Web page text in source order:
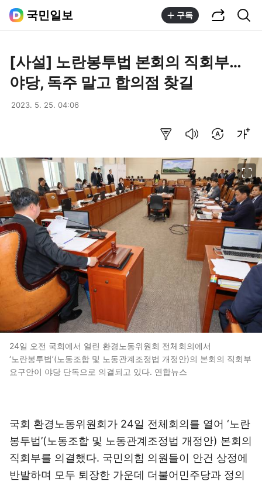
국민일보 구독
[사설] 노란봉투법 본회의 직회부…
야당, 독주 말고 합의점 찾길
2023. 5. 25. 04:06
24일 오전 국회에서 열린 환경노동위원회 전체회의에서
‘노란봉투법’(노동조합 및 노동관계조정법 개정안)의 본회의 직회부
요구안이 야당 단독으로 의결되고 있다. 연합뉴스
국회 환경노동위원회가 24일 전체회의를 열어 ‘노란
봉투법’(노동조합 및 노동관계조정법 개정안) 본회의
직회부를 의결했다. 국민의힘 의원들이 안건 상정에
반발하며 모두 퇴장한 가운데 더불어민주당과 정의